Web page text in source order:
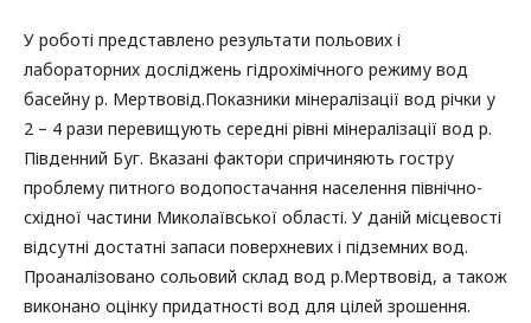
У роботі представлено результати польових і
лабораторних досліджень гідрохімічного режиму вод
басейну р. Мертвовід.Показники мінералізації вод річки у
2 – 4 рази перевищують середні рівні мінералізації вод р.
Південний Буг. Вказані фактори спричиняють гостру
проблему питного водопостачання населення північно-
східної частини Миколаївської області. У даній місцевості
відсутні достатні запаси поверхневих і підземних вод.
Проаналізовано сольовий склад вод р.Мертвовід, а також
виконано оцінку придатності вод для цілей зрошення.